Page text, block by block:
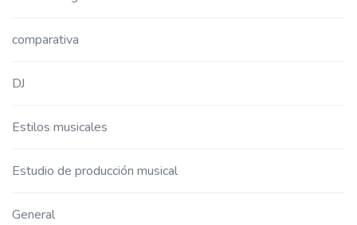
comparativa
DJ
Estilos musicales
Estudio de producción musical
General